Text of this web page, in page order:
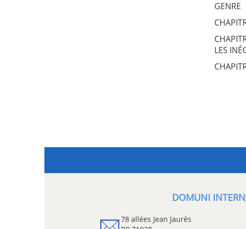
GENRE
LES
DOMUNI
78 allées Jean Jaurès